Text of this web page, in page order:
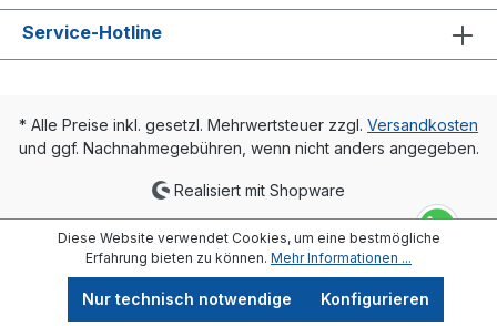
Service-Hotline
* Alle Preise inkl. gesetzl. Mehrwertsteuer zzgl. Versandkosten
und ggf. Nachnahmegebühren, wenn nicht anders angegeben.
Realisiert mit Shopware
Diese Website verwendet Cookies, um eine bestmögliche
Erfahrung bieten zu können. Mehr Informationen ...
Nur technisch notwendige Konfigurieren